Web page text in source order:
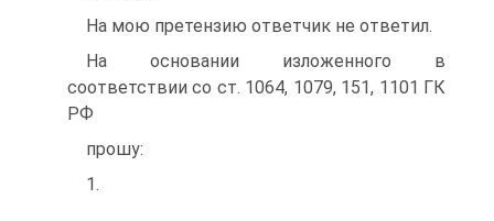
На мою претензию ответчик не ответил.
На основании изложенного в
соответствии со ст. 1064, 1079, 151, 1101 ГК
РФ
прошу:
1.